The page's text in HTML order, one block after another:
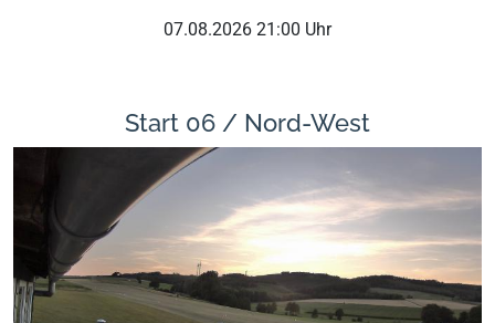
07.08.2026 21:00 Uhr
Start 06 / Nord-West